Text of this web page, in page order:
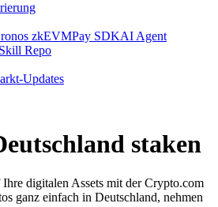
zkEVMPay SDKAI Agent
Repo
Updates
staken
digitalen Assets mit der Crypto.com
ganz einfach in Deutschland, nehmen